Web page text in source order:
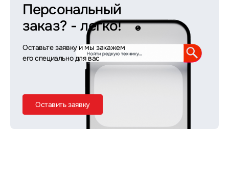
Персональный
заказ? - легко!
Оставьте заявку и мы закажем
его специально для вас
Оставить заявку